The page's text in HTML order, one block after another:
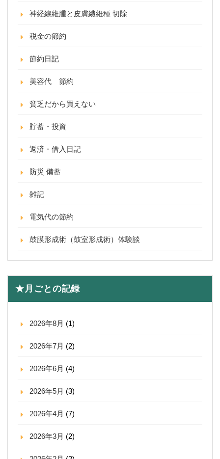
神経線維腫と皮膚繊維種 切除
税金の節約
節約日記
美容代 節約
貧乏だから買えない
貯蓄・投資
返済・借入日記
防災 備蓄
雑記
電気代の節約
鼓膜形成術（鼓室形成術）体験談
★月ごとの記録
2026年8月 (1)
2026年7月 (2)
2026年6月 (4)
2026年5月 (3)
2026年4月 (7)
2026年3月 (2)